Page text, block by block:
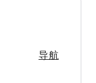
导航